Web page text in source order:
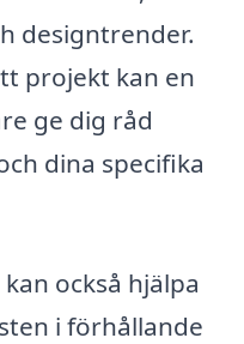
designtrender.
projekt kan en
ge dig råd
dina specifika
också hjälpa
i förhållande